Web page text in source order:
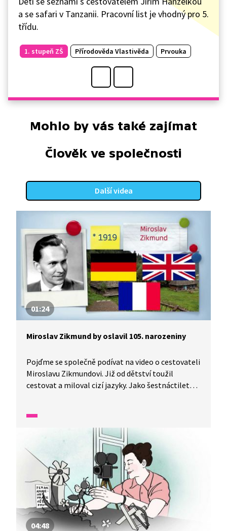
a se safari v Tanzanii. Pracovní list je vhodný pro 5.
třídu.
1. stupeň ZŠ Přírodověda Vlastivěda Prvouka
Mohlo by vás také zajímat
Člověk ve společnosti
Další videa
01:24
Miroslav Zikmund by oslavil 105. narozeniny
Pojďme se společně podívat na video o cestovateli
Miroslavu Zikmundovi. Již od dětství toužil
cestovat a miloval cizí jazyky. Jako šestnáctiletý
Později českoslovenští komunisté zakázali
cestovatelům vydávat knížky, až po pádu
komunistického režimu mohli opět cestovat
a vydávat cestopisy.
04:48